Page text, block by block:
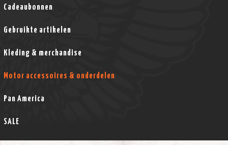
Cadeaubonnen
Gebruikte artikelen
Kleding & merchandise
Motor accessoires & onderdelen
Pan America
SALE